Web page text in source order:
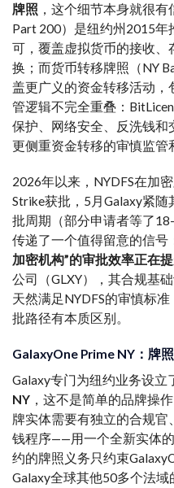
牌照 ，这个细节本身就很有
Part 200）是纽约州2015
可，覆盖虚拟货币的接收、
换；而货币转移牌照（NY
盖更广义的资金转移活动，
管逻辑不完全重叠：
保护、网络安全、反洗钱和
更侧重资金转移的审慎监管
2026年以来，NYDFS在加
Strike获批，5月Galaxy紧
批周期（部分申请者等了
传递了一个值得留意的信号
加密机构”的审批效率正在
公司（GLXY），其合规基
天然满足NYDFS的审慎标
批路径有本质区别。
GalaxyOne Prime NY：牌
Galaxy专门为纽约业务设立
NY ，这不是简单的品牌操
牌实体需要有独立的合规
钱程序——用一个全新实体
约的牌照义务只约束
Galaxy全球其他50多个法